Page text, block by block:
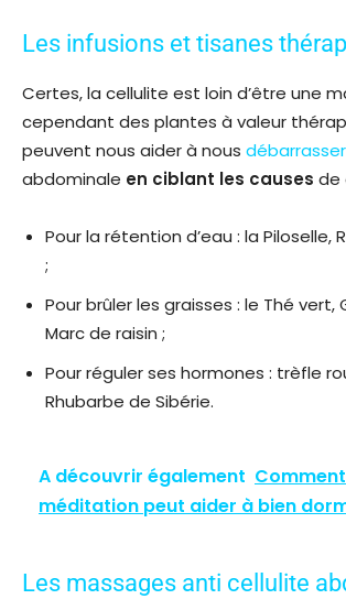
Les infusions et tisanes
Certes, la cellulite est loin d’être une
cependant des plantes à valeur
peuvent nous aider à nous
abdominale en ciblant les causes de
Pour la rétention d’eau : la Piloselle,
;
Pour brûler les graisses : le Thé vert,
Marc de raisin ;
Pour réguler ses hormones : trèfle
Rhubarbe de Sibérie.
A découvrir également
méditation peut aider à bien
Les massages anti cellulite